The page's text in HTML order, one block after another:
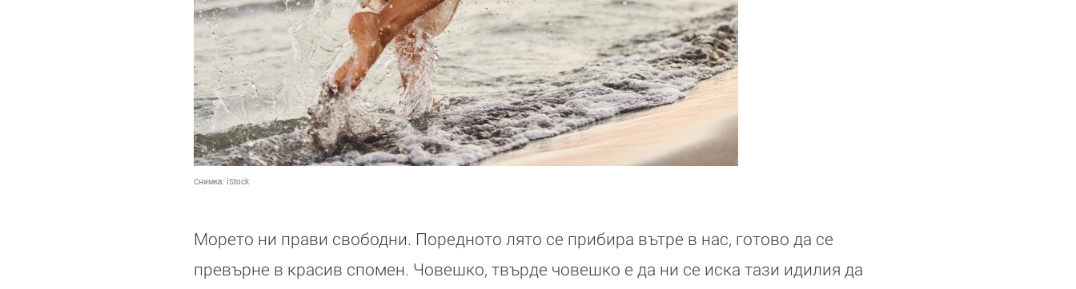
Снимка: iStock
Морето ни прави свободни. Поредното лято се прибира вътре в нас, готово да се
превърне в красив спомен. Човешко, твърде човешко е да ни се иска тази идилия да